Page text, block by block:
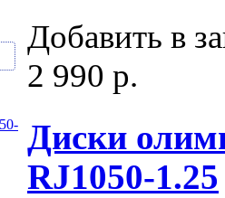
Добавить в
2 990 р.
Диски
RJ1050-1.25